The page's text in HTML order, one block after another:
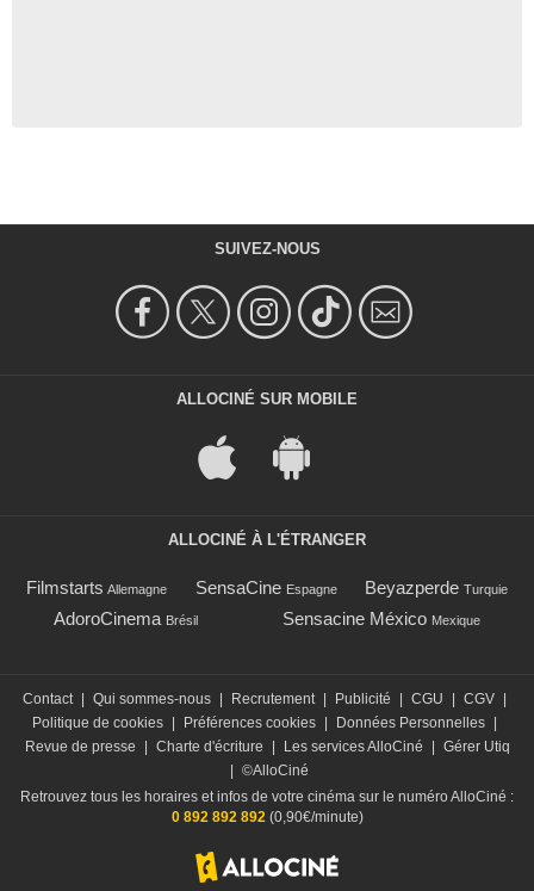
SUIVEZ-NOUS
ALLOCINÉ SUR MOBILE
ALLOCINÉ À L'ÉTRANGER
Filmstarts Allemagne SensaCine Espagne Beyazperde Turquie
AdoroCinema Brésil Sensacine México Mexique
Contact | Qui sommes-nous | Recrutement | Publicité | CGU | CGV |
Politique de cookies | Préférences cookies | Données Personnelles |
Revue de presse
| Charte d'écriture | Les services AlloCiné | Gérer Utiq
| ©AlloCiné
Retrouvez tous les horaires et infos de votre cinéma sur le numéro AlloCiné :
0 892 892 892 (0,90€/minute)